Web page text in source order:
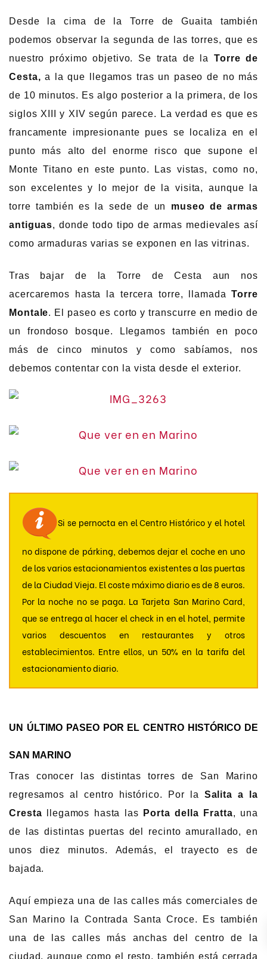
Desde la cima de la Torre de Guaita también
podemos observar la segunda de las torres, que es
nuestro próximo objetivo. Se trata de la Torre de
Cesta, a la que llegamos tras un paseo de no más
de 10 minutos. Es algo posterior a la primera, de los
siglos XIII y XIV según parece. La verdad es que es
francamente impresionante pues se localiza en el
punto más alto del enorme risco que supone el
Monte Titano en este punto. Las vistas, como no,
son excelentes y lo mejor de la visita, aunque la
torre también es la sede de un museo de armas
antiguas, donde todo tipo de armas medievales así
como armaduras varias se exponen en las vitrinas.
Tras bajar de la Torre de Cesta aun nos
acercaremos hasta la tercera torre, llamadaTorre
Montale. El paseo es corto y transcurre en medio de
un frondoso bosque. Llegamos también en poco
más de cinco minutos y como sabíamos, nos
debemos contentar con la vista desde el exterior.
Si se pernocta en el Centro Histórico y el hotel
no dispone de párking, debemos dejar el coche en uno
de los varios estacionamientos existentes a las puertas
de la Ciudad Vieja. El coste máximo diario es de 8 euros.
Por la noche no se paga. La Tarjeta San Marino Card,
que se entrega al hacer el check in en el hotel, permite
varios descuentos en restaurantes y otros
establecimientos. Entre ellos, un 50% en la tarifa del
estacionamiento diario.
UN ÚLTIMO PASEO POR EL CENTRO HISTÓRICO DE
SAN MARINO
Tras conocer las distintas torres de San Marino
regresamos al centro histórico. Por la Salita a la
Cresta llegamos hasta las Porta della Fratta, una
de las distintas puertas del recinto amurallado, en
unos diez minutos. Además, el trayecto es de
bajada.
Aquí empieza una de las calles más comerciales de
San Marino la Contrada Santa Croce. Es también
una de las calles más anchas del centro de la
ciudad, aunque como el resto, también está cerrada